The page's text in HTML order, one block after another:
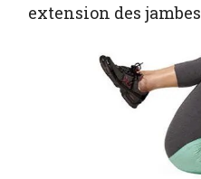
extension des jambes